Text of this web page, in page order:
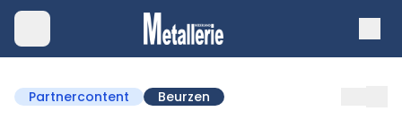
Partnercontent Beurzen